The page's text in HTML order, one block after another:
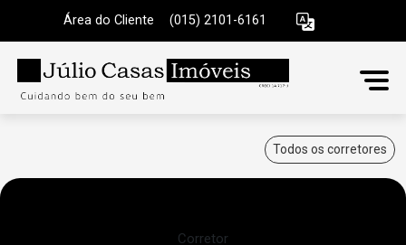
Área do Cliente (015) 2101-6161
Todos os corretores
Corretor